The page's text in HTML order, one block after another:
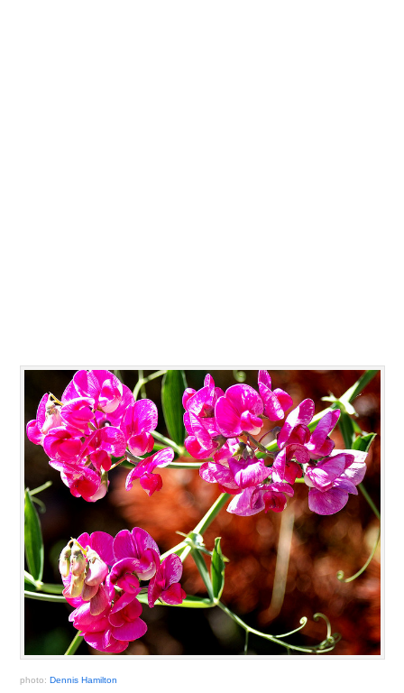
photo: Dennis Hamilton